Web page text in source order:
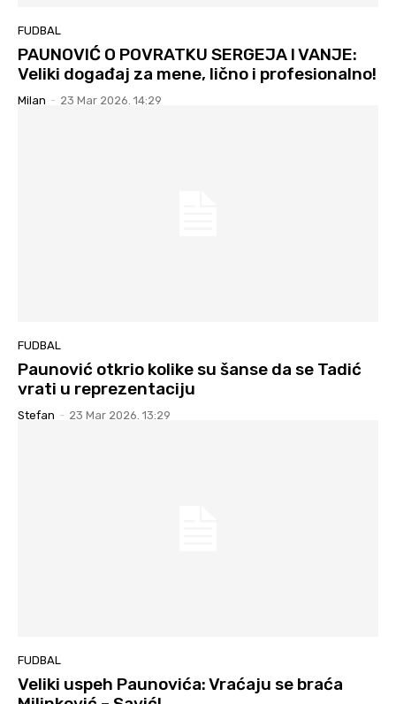
FUDBAL
PAUNOVIĆ O POVRATKU SERGEJA I VANJE:
Veliki događaj za mene, lično i profesionalno!
Milan - 23 Mar 2026. 14:29
FUDBAL
Paunović otkrio kolike su šanse da se Tadić
vrati u reprezentaciju
Stefan - 23 Mar 2026. 13:29
FUDBAL
Veliki uspeh Paunovića: Vraćaju se braća